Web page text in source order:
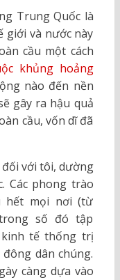
Trung Quốc là
và nước này
cầu một cách
khủng hoảng
nào đến nền
gây ra hậu quả
cầu, vốn dĩ đã
với tôi, dường
Các phong trào
hết mọi nơi (từ
số đó tập
tế thống trị
dân chúng.
càng dựa vào